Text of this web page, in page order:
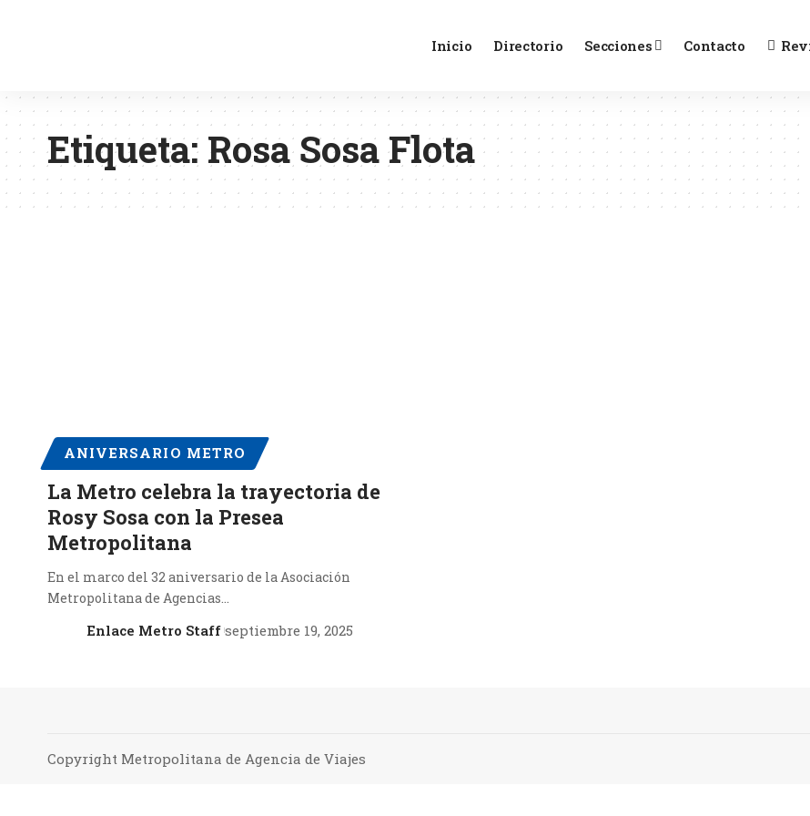
Inicio Directorio Secciones Contacto
Etiqueta: Rosa Sosa Flota
ANIVERSARIO METRO
La Metro celebra la trayectoria de
Rosy Sosa con la Presea
Metropolitana
En el marco del 32 aniversario de la Asociación
Metropolitana de Agencias…
Enlace Metro Staff septiembre 19, 2025
Copyright Metropolitana de Agencia de Viajes